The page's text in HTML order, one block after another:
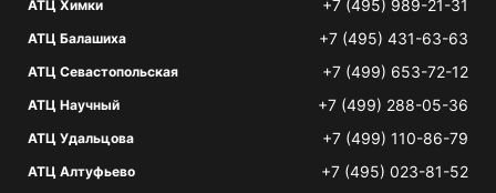
АТЦ Химки +7 (495) 989-21-31
АТЦ Балашиха +7 (495) 431-63-63
АТЦ Севастопольская +7 (499) 653-72-12
АТЦ Научный +7 (499) 288-05-36
АТЦ Удальцова +7 (499) 110-86-79
АТЦ Алтуфьево +7 (495) 023-81-52